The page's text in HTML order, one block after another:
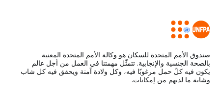
صندوق الأمم المتحدة للسكان هو وكالة الأمم المتحدة المعنية
بالصحة الجنسية والإنجابية. تتمثّل مهمتنا في العمل من أجل عالم
يكون فيه كلّ حمل مرغوبًا فيه، وكل ولادة آمنة ويحقق فيه كل شاب
وشابة ما لديهم من إمكانات.